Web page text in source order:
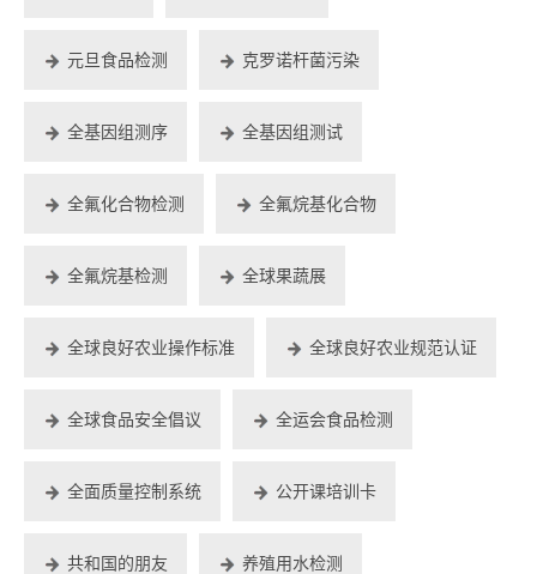
元旦食品检测 克罗诺杆菌污染
全基因组测序 全基因组测试
全氟化合物检测 全氟烷基化合物
全氟烷基检测 全球果蔬展
全球良好农业操作标准 全球良好农业规范认证
全球食品安全倡议 全运会食品检测
全面质量控制系统 公开课培训卡
共和国的朋友 养殖用水检测